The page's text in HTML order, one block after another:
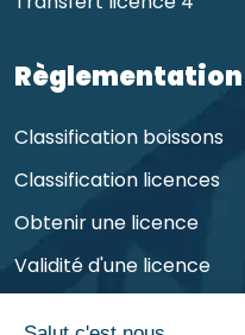
Règlementation
Classification boissons
Classification licences
Obtenir une licence
Validité d'une licence